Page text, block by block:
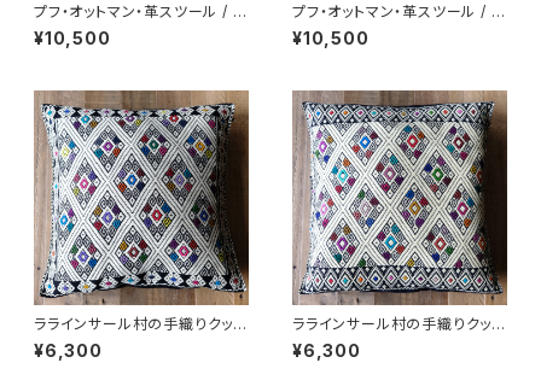
プフ・オットマン・革スツール / b
rown /m9a/ MOROCCO モ
ロッコ
¥10,500
プフ・オットマン・革スツール / bl
ue /m9b/ MOROCCO モロッ
コ
¥10,500
ララインサール村の手織りクッシ
ョンカバー /215g/ MEXICO メ
キシコ
¥6,300
ララインサール村の手織りクッシ
ョンカバー /215e MEXICO メ
キシコ
¥6,300